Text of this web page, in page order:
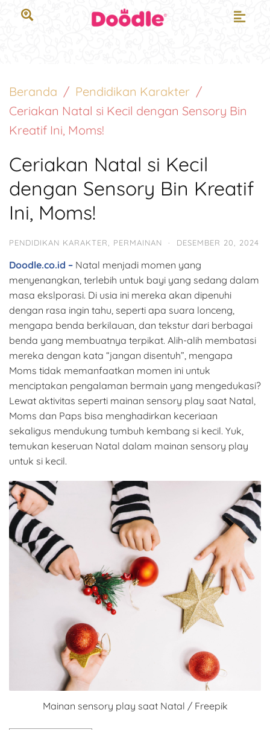
Beranda
Pendidikan Karakter
Ceriakan Natal si Kecil dengan Sensory Bin
Kreatif Ini, Moms!
Ceriakan Natal si Kecil
dengan Sensory Bin Kreatif
Ini, Moms!
PENDIDIKAN KARAKTER PERMAINAN · DESEMBER 20, 2024
Doodle.co.id – Natal menjadi momen yang
menyenangkan, terlebih untuk bayi yang sedang dalam
masa ekslporasi. Di usia ini mereka akan dipenuhi
dengan rasa ingin tahu, seperti apa suara lonceng,
mengapa benda berkilauan, dan tekstur dari berbagai
benda yang membuatnya terpikat. Alih-alih membatasi
mereka dengan kata “jangan disentuh”, mengapa
Moms tidak memanfaatkan momen ini untuk
menciptakan pengalaman bermain yang mengedukasi?
Lewat aktivitas seperti mainan sensory play saat Natal,
Moms dan Paps bisa menghadirkan keceriaan
sekaligus mendukung tumbuh kembang si kecil. Yuk,
temukan keseruan Natal dalam mainan sensory play
untuk si kecil.
Mainan sensory play saat Natal / Freepik